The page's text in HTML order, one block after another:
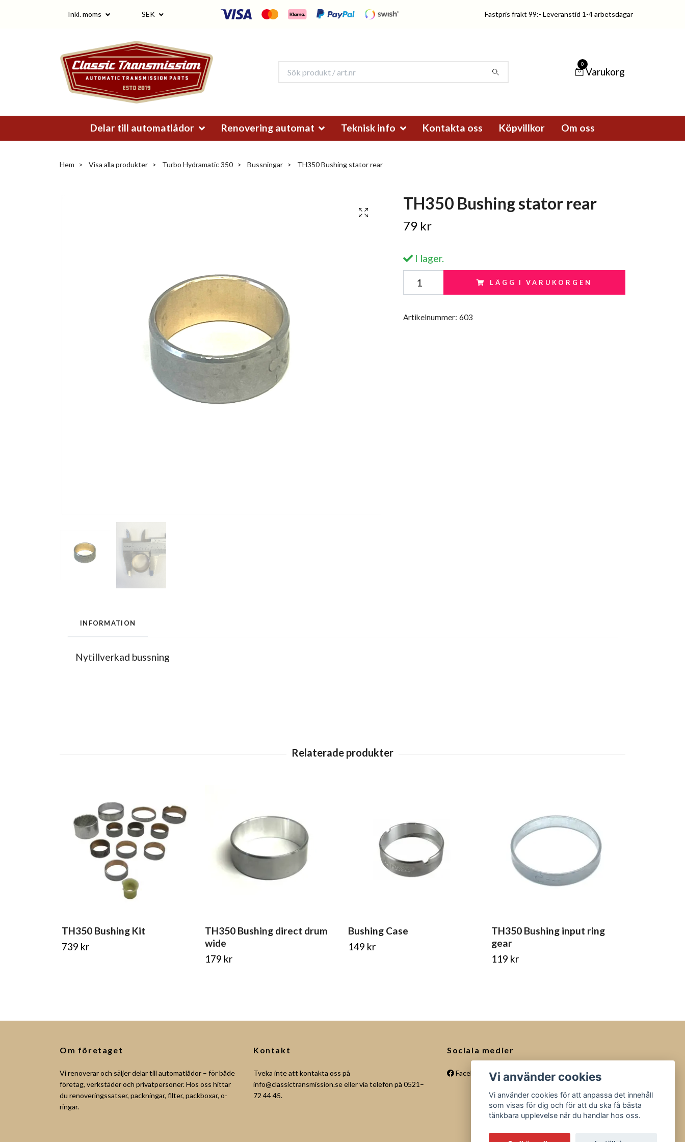
Inkl. moms SEK Fastpris frakt 99:- Leveranstid 1-4 arbetsdagar
0
Varukorg
Delar till automatlådor Renovering automat Teknisk info Kontakta oss Köpvillkor Om oss
Hem Visa alla produkter Turbo Hydramatic 350 Bussningar TH350 Bushing stator rear
TH350 Bushing stator rear
79 kr
I lager.
LÄGG I VARUKORGEN
Artikelnummer: 603
INFORMATION
Nytillverkad bussning
TH350 Bushing Kit
739 kr
TH350 Bushing direct drum
wide
179 kr
Bushing Case
149 kr
TH350 Bushing input ring
gear
119 kr
Om företaget
Vi renoverar och säljer delar till automatlådor – för både
företag, verkstäder och privatpersoner. Hos oss hittar
du renoveringssatser, packningar, filter, packboxar, o-
ringar.
Kontakt
Tveka inte att kontakta oss på
info@classictransmission.seeller via telefon på 0521–
72 44 45.
Sociala medier
Facebook Vi använder cookies
Vi använder cookies för att anpassa det innehåll
som visas för dig och för att du ska få bästa
tänkbara upplevelse när du handlar hos oss.